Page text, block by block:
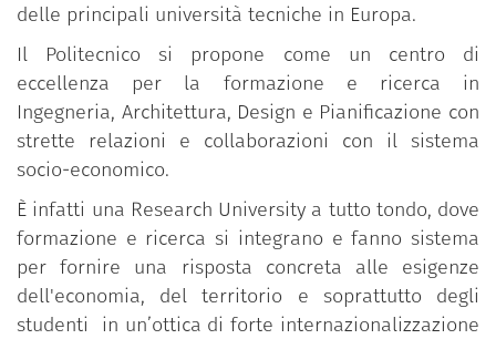
delle principali università tecniche in Europa.
Il Politecnico si propone come un centro di
eccellenza per la formazione e ricerca in
Ingegneria, Architettura, Design e Pianificazione con
strette relazioni e collaborazioni con il sistema
socio-economico.
È infatti una Research University a tutto tondo, dove
formazione e ricerca si integrano e fanno sistema
per fornire una risposta concreta alle esigenze
dell'economia, del territorio e soprattutto degli
studenti in un’ottica di forte internazionalizzazione